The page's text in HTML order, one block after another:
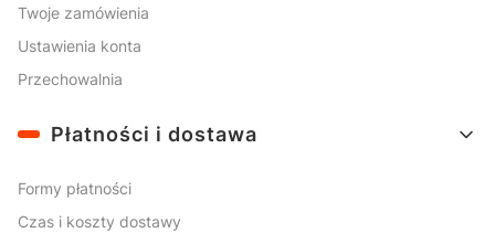
Twoje zamówienia
Ustawienia konta
Przechowalnia
Płatności i dostawa
Formy płatności
Czas i koszty dostawy